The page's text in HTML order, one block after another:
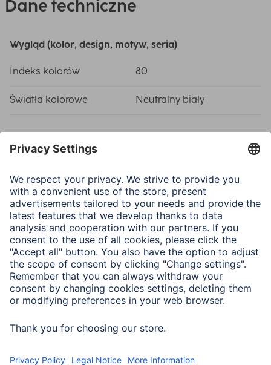
Dane techniczne
Wygląd (kolor, design, motyw, seria)
Indeks kolorów 80
Światła kolorowe Neutralny biały
Właściwości elektrotechniczne
Czestotliwość sieci 50/60 Hz
EAR Reg.Nr. DE 38720470
Klasa energetyczna A-G A
Moc w trybie pracy 7,2 W
Napięcie wejściowe 220-240 V